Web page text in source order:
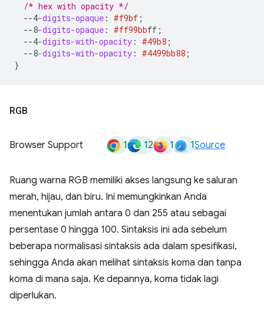
/* hex with opacity */
--4-digits-opaque : #f9bf ;
--8-digits-opaque : #ff99bbff ;
--4-digits-with-opacity : #49b8 ;
--8-digits-with-opacity : #4499bb88 ;
}
RGB
Browser Support 1 12 1 1Source
Ruang warna RGB memiliki akses langsung ke saluran
merah, hijau, dan biru. Ini memungkinkan Anda
menentukan jumlah antara 0 dan 255 atau sebagai
persentase 0 hingga 100. Sintaksis ini ada sebelum
beberapa normalisasi sintaksis ada dalam spesifikasi,
sehingga Anda akan melihat sintaksis koma dan tanpa
koma di mana saja. Ke depannya, koma tidak lagi
diperlukan.